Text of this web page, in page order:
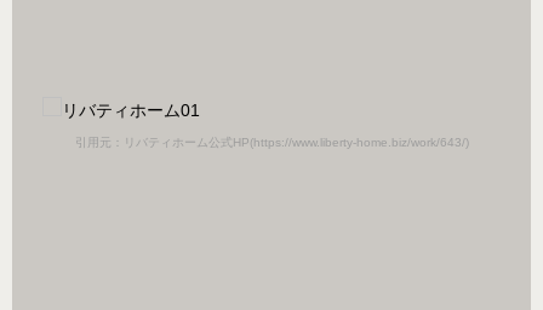
引用元：リバティホーム公式HP(https://www.liberty-home.biz/work/643/)